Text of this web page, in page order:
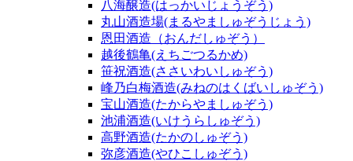
八海醸造(はっかいじょうぞう)
丸山酒造場(まるやましゅぞうじょう)
恩田酒造（おんだしゅぞう）
越後鶴亀(えちごつるかめ)
笹祝酒造(ささいわいしゅぞう)
峰乃白梅酒造(みねのはくばいしゅぞう)
宝山酒造(たからやましゅぞう)
池浦酒造(いけうらしゅぞう)
高野酒造(たかのしゅぞう)
弥彦酒造(やひこしゅぞう)